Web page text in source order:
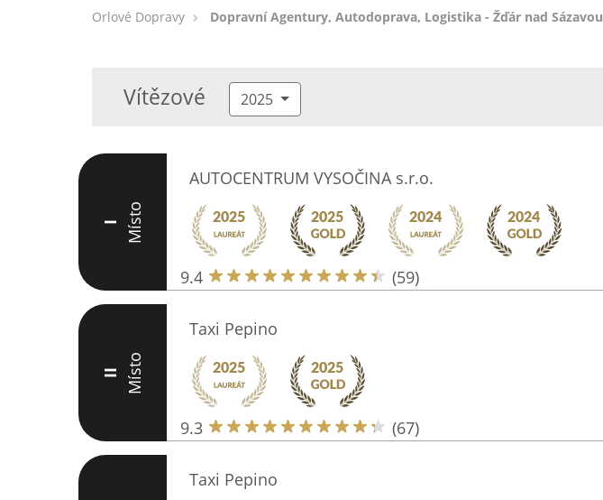
Orlové Dopravy Dopravní Agentury, Autodoprava, Logistika - Žďár nad Sázavou
Vítězové 2025
I Místo
AUTOCENTRUM VYSOČINA s.r.o.
9.4 (59)
II Místo
Taxi Pepino
9.3 (67)
Taxi Pepino